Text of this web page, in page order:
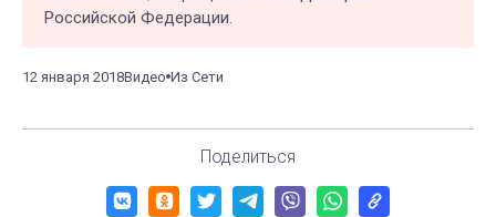
Российской Федерации.
12 января 2018Видео Из Сети
Поделиться